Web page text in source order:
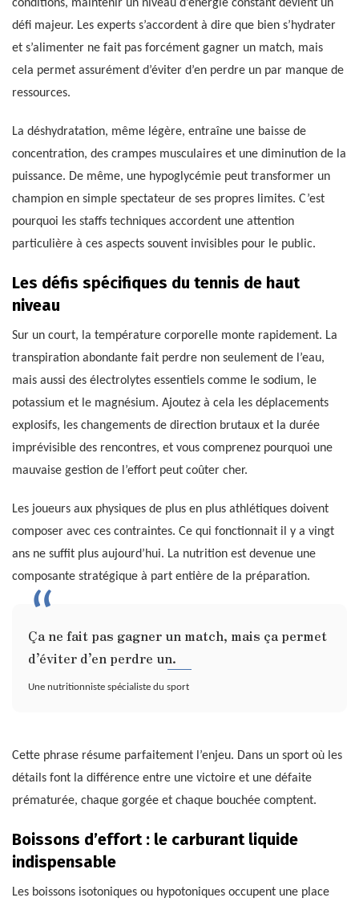
conditions, maintenir un niveau d’énergie constant devient un
défi majeur. Les experts s’accordent à dire que bien s’hydrater
et s’alimenter ne fait pas forcément gagner un match, mais
cela permet assurément d’éviter d’en perdre un par manque de
ressources.
La déshydratation, même légère, entraîne une baisse de
concentration, des crampes musculaires et une diminution de la
puissance. De même, une hypoglycémie peut transformer un
champion en simple spectateur de ses propres limites. C’est
pourquoi les staffs techniques accordent une attention
particulière à ces aspects souvent invisibles pour le public.
Les défis spécifiques du tennis de haut
niveau
Sur un court, la température corporelle monte rapidement. La
transpiration abondante fait perdre non seulement de l’eau,
mais aussi des électrolytes essentiels comme le sodium, le
potassium et le magnésium. Ajoutez à cela les déplacements
explosifs, les changements de direction brutaux et la durée
imprévisible des rencontres, et vous comprenez pourquoi une
mauvaise gestion de l’effort peut coûter cher.
Les joueurs aux physiques de plus en plus athlétiques doivent
composer avec ces contraintes. Ce qui fonctionnait il y a vingt
ans ne suffit plus aujourd’hui. La nutrition est devenue une
composante stratégique à part entière de la préparation.
Ça ne fait pas gagner un match, mais ça permet
d’éviter d’en perdre un.
Une nutritionniste spécialiste du sport
Cette phrase résume parfaitement l’enjeu. Dans un sport où les
détails font la différence entre une victoire et une défaite
prématurée, chaque gorgée et chaque bouchée comptent.
Boissons d’effort : le carburant liquide
indispensable
Les boissons isotoniques ou hypotoniques occupent une place